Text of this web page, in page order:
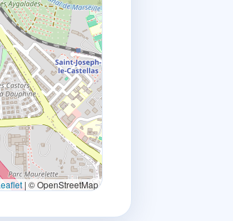
| © OpenStreetMap